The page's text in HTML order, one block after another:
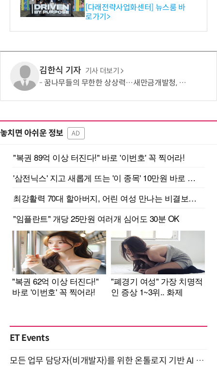
와의 비즈니스 미팅 지원…K
-바이오 해외 진출 교두보 확
보
[다래전략사업화센터] 뉴스룸 바
로가기>
김한식 기자 기사 더보기
꿈나무들의 무한한 상상력…새만금개발청, '2026 새만금 가족사랑 그림그리기 대회' 성료
놓치면 아쉬운 정보 AD
ET Events
모든 업무 담당자(비개발자)를 위한 온톨로지 기반 AI 지식체계 설계 1-day 워크숍 8월 20일 개최